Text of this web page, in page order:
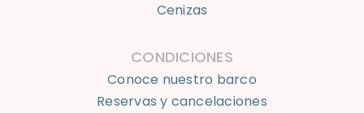
Cenizas
CONDICIONES
Conoce nuestro barco
Reservas y cancelaciones